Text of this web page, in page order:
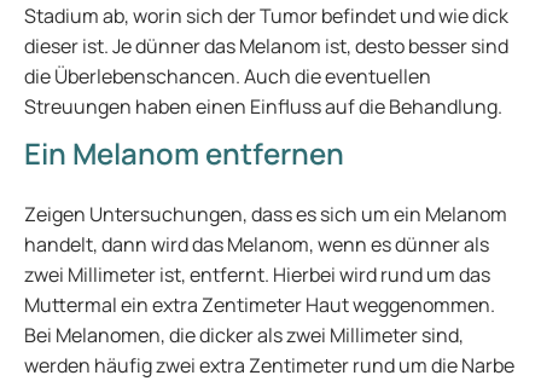
Stadium ab, worin sich der Tumor befindet und wie dick
dieser ist. Je dünner das Melanom ist, desto besser sind
die Überlebenschancen. Auch die eventuellen
Streuungen haben einen Einfluss auf die Behandlung.
Ein Melanom entfernen
Zeigen Untersuchungen, dass es sich um ein Melanom
handelt, dann wird das Melanom, wenn es dünner als
zwei Millimeter ist, entfernt. Hierbei wird rund um das
Muttermal ein extra Zentimeter Haut weggenommen.
Bei Melanomen, die dicker als zwei Millimeter sind,
werden häufig zwei extra Zentimeter rund um die Narbe